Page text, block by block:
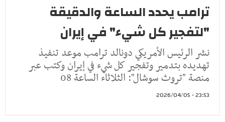
ترامب يحدد الساعة والدقيقة
"لتفجير كل شيء" في إيران
نشر الرئيس الأمريكي دونالد ترامب موعد تنفيذ
تهديده بتدمير وتفجير كل شيء في إيران وكتب عبر
منصة "تروث سوشال": الثلاثاء الساعة 08
23:53 - 2026/04/05